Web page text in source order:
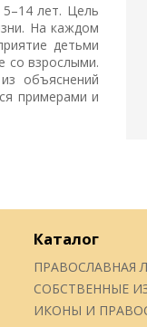
лет. Цель
На каждом
детьми
со взрослыми.
объяснений
примерами и
Каталог
ПРАВОСЛАВНАЯ
СОБСТВЕННЫЕ
ИКОНЫ И